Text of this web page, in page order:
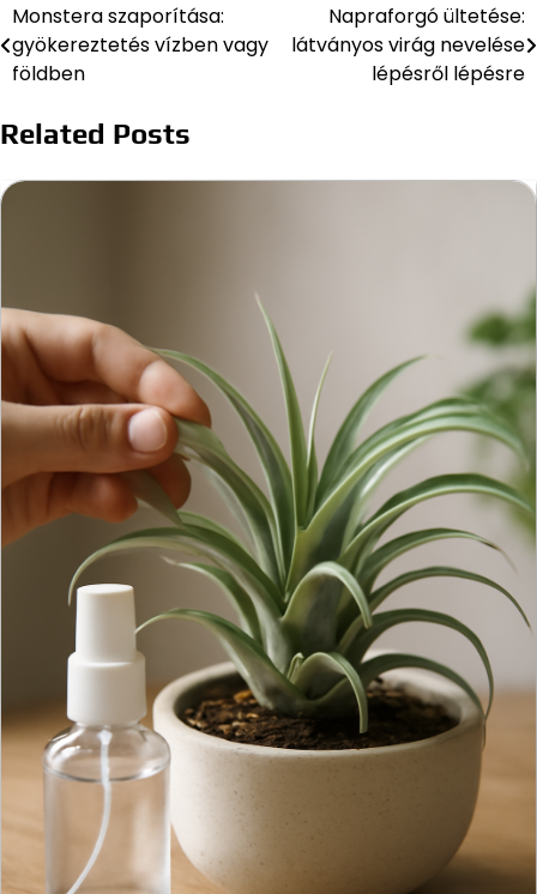
Bejegyzés
navigáció
Monstera szaporítása:
gyökereztetés vízben vagy
földben
Napraforgó ültetése:
látványos virág nevelése
lépésről lépésre
Related Posts